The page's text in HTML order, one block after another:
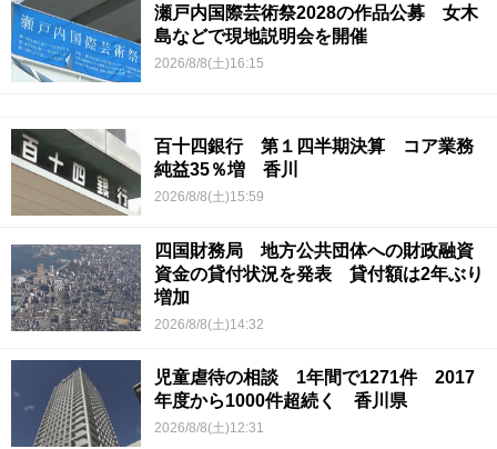
瀬戸内国際芸術祭2028の作品公募 女木
島などで現地説明会を開催
2026/8/8(土)16:15
百十四銀行 第１四半期決算 コア業務
純益35％増 香川
2026/8/8(土)15:59
四国財務局 地方公共団体への財政融資
資金の貸付状況を発表 貸付額は2年ぶり
増加
2026/8/8(土)14:32
児童虐待の相談 1年間で1271件 2017
年度から1000件超続く 香川県
2026/8/8(土)12:31